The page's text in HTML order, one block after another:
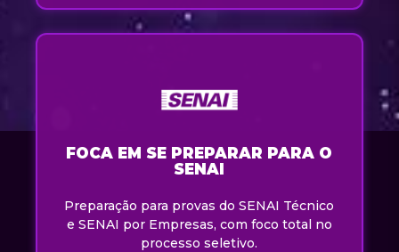
FOCA EM SE PREPARAR PARA O
SENAI
Preparação para provas do SENAI Técnico
e SENAI por Empresas, com foco total no
processo seletivo.